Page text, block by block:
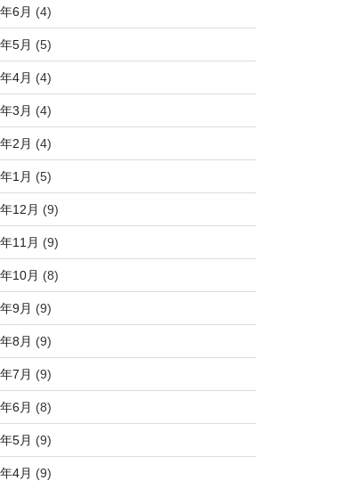
。
ていない。
ている
6月 (4)
5月 (5)
4月 (4)
3月 (4)
2月 (4)
1月 (5)
12月 (9)
11月 (9)
10月 (8)
9月 (9)
8月 (9)
7月 (9)
6月 (8)
5月 (9)
4月 (9)